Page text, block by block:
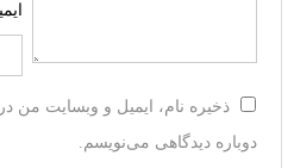
ذخیره نام، ایمیل و وبسایت من
دوباره دیدگاهی می‌نویسم.